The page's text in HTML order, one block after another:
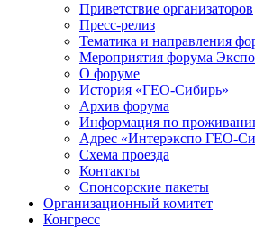
Приветствие организаторов
Пресс-релиз
Тематика и направления
Мероприятия форума
О форуме
История «ГЕО-Сибирь»
Архив форума
Информация по
Адрес «Интерэкспо ГЕО-
Схема проезда
Контакты
Спонсорские пакеты
Организационный комитет
Конгресс